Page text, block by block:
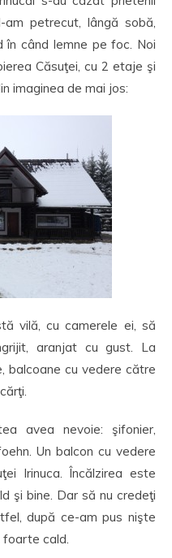
petrecut, lângă sobă,
în când lemne pe foc. Noi
Căsuţei, cu 2 etaje şi
imaginea de mai jos:
vilă, cu camerele ei, să
aranjat cu gust. La
balcoane cu vedere către
avea nevoie: şifonier,
Un balcon cu vedere
Irinuca. Încălzirea este
şi bine. Dar să nu credeţi
după ce-am pus nişte
cald.